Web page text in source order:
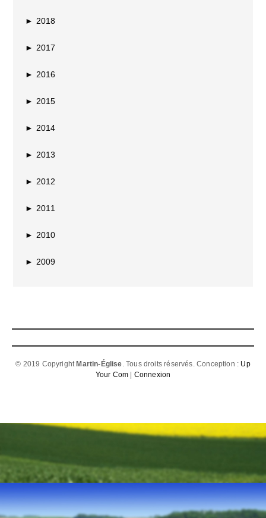
► 2018
► 2017
► 2016
► 2015
► 2014
► 2013
► 2012
► 2011
► 2010
► 2009
© 2019 Copyright Martin-Église. Tous droits réservés. Conception : Up
Your Com
Connexion